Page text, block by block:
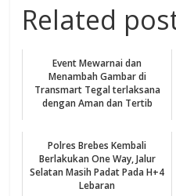
Related
Event Mewarnai dan
Menambah Gambar di
Transmart Tegal terlaksana
dengan Aman dan Tertib
Polres Brebes Kembali
Berlakukan One Way, Jalur
Selatan Masih Padat Pada H+4
Lebaran